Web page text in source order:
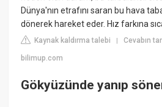
Dünya'nın etrafını saran bu hava
dönerek hareket eder. Hız farkına
Kaynak kaldırma talebi |Cevabın
bilimup.com
Gökyüzünde yanıp